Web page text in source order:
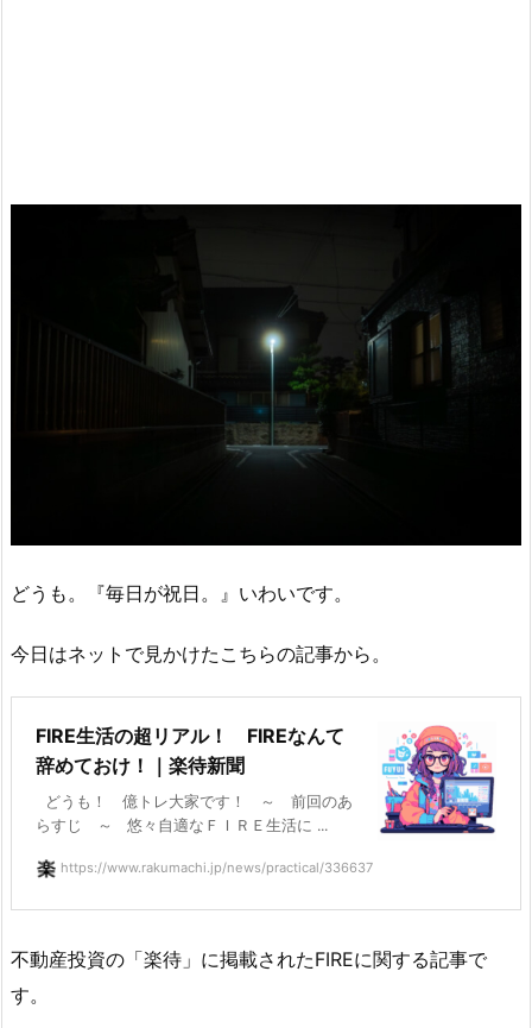
どうも。『毎日が祝日。』いわいです。
今日はネットで見かけたこちらの記事から。
FIRE生活の超リアル！ FIREなんて
辞めておけ！｜楽待新聞
どうも！ 億トレ大家です！ ～ 前回のあ
らすじ ～ 悠々自適なＦＩＲＥ生活に ...
https://www.rakumachi.jp/news/practical/336637
不動産投資の「楽待」に掲載されたFIREに関する記事で
す。